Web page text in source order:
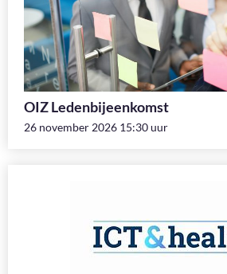
OIZ Ledenbijeenkomst
26 november 2026 15:30 uur